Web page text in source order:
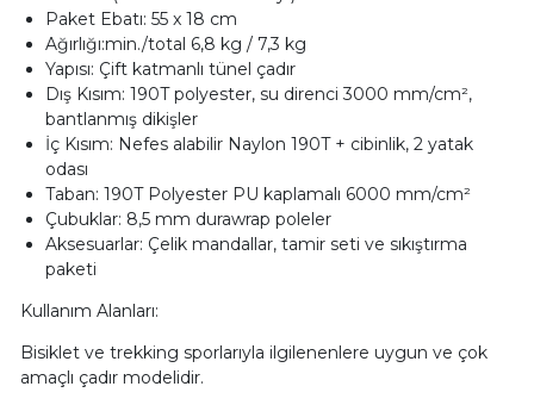
Paket Ebatı: 55 x 18 cm
Ağırlığı:min./total 6,8 kg / 7,3 kg
Yapısı: Çift katmanlı tünel çadır
Dış Kısım: 190T polyester, su direnci 3000 mm/cm²,
bantlanmış dikişler
İç Kısım: Nefes alabilir Naylon 190T + cibinlik, 2 yatak
odası
Taban: 190T Polyester PU kaplamalı 6000 mm/cm²
Çubuklar: 8,5 mm durawrap poleler
Aksesuarlar: Çelik mandallar, tamir seti ve sıkıştırma
paketi
Kullanım Alanları:
Bisiklet ve trekking sporlarıyla ilgilenenlere uygun ve çok
amaçlı çadır modelidir.